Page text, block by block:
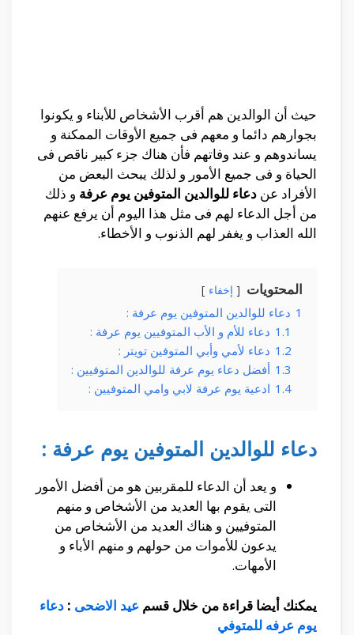
حيث أن الوالدين هم أقرب الأشخاص للأبناء و يكونوا
بجوارهم دائما و معهم فى جميع الأوقات الممكنة و
يساندوهم و عند وفاتهم فأن هناك جزء كبير ناقص فى
الحياة و فى جميع الأمور و لذلك يبحث البعض من
الأفراد عن دعاء للوالدين المتوفين يوم عرفة و ذلك
من أجل الدعاء لهم فى مثل هذا اليوم أن يرفع عنهم
الله العذاب و يغفر لهم الذنوب و الأخطاء.
المحتويات إخفاء
1 دعاء للوالدين المتوفين يوم عرفة :
1.1 دعاء للأم و الأب المتوفيين يوم عرفة :
1.2 دعاء لأمي وأبي المتوفين تويتر :
1.3 أفضل دعاء يوم عرفة للوالدين المتوفيين :
1.4 ادعية يوم عرفة لابي وامي المتوفيين :
دعاء للوالدين المتوفين يوم عرفة :
و يعد أن الدعاء للمقربين هو من أفضل الأمور
التى يقوم بها العديد من الأشخاص و منهم
المتوفيين و هناك العديد من الأشخاص من
يدعون للأموات من حولهم و منهم الأباء و
الأمهات.
يمكنك أيضا قراءة من خلال قسم عيد الاضحى : دعاء
يوم عرفه للمتوفي